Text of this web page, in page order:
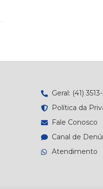
Geral: (41)
Política da
Fale Conosco
Canal de
Atendimento